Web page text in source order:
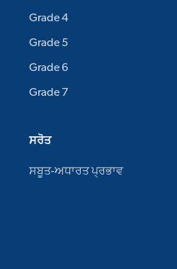
Grade 4
Grade 5
Grade 6
Grade 7
ਸਰੋਤ
ਸਬੂਤ-ਅਧਾਰਤ ਪ੍ਰਭਾਵ